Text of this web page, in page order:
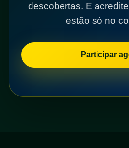
descobertas. E
estão só no
Participar